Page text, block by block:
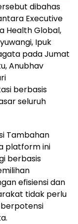
dibahas
Executive
Health Global,
Ipuk
pada Jumat
Anubhav
berbasis
seluruh
Tambahan
platform ini
berbasis
efisiensi dan
tidak perlu